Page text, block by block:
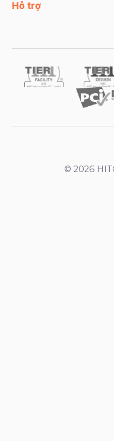
Hỗ trợ
© 2026